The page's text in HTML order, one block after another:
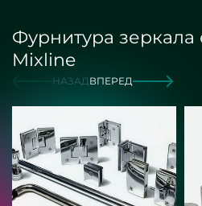
Фурнитура зеркала
Mixline
НАЗАДВПЕРЕД